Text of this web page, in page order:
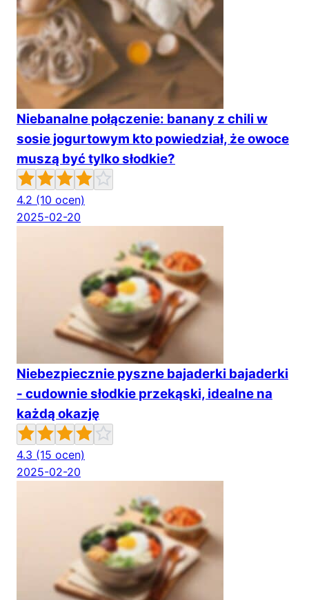
Niebanalne połączenie: banany z chili w
sosie jogurtowym kto powiedział, że owoce
muszą być tylko słodkie?
4.2 (10 ocen)
2025-02-20
Niebezpiecznie pyszne bajaderki bajaderki
- cudownie słodkie przekąski, idealne na
każdą okazję
4.3 (15 ocen)
2025-02-20